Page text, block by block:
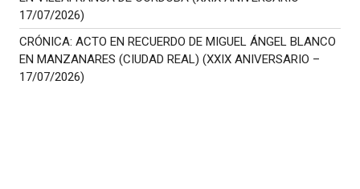
17/07/2026)
CRÓNICA: ACTO EN RECUERDO DE MIGUEL ÁNGEL BLANCO
EN MANZANARES (CIUDAD REAL) (XXIX ANIVERSARIO –
17/07/2026)